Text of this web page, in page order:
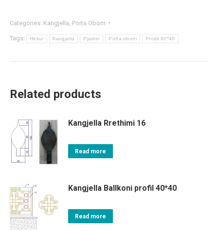
Categories: Kangjella Porta Oborri
Tags: Hekur Kangjella Pjaster Porta oborri Prodil 60*40
Related products
Kangjella Rrethimi 16
Read more
Kangjella Ballkoni profil 40*40
Read more